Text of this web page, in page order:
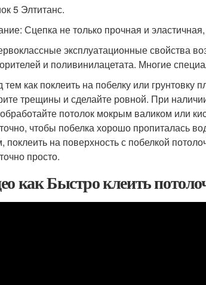
5 Элтитанс.
Сцепка не только прочная и
эксплуатационные свойства
и поливинилацетата. Многие
как поклеить на побелку или грунтовку
трещины и сделайте ровной. При
обработайте потолок мокрым валиком или
чтобы побелка хорошо пропиталась
поклеить на поверхность с побелкой
просто.
как Быстро клеить